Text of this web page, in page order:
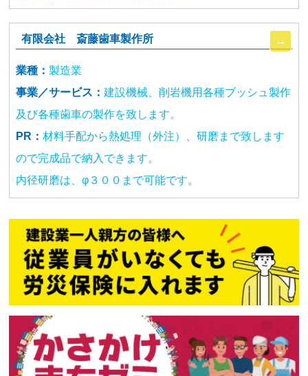
有限会社 斎藤歯車製作所
業種： 製造業
事業／サービス： 建設機械、削岩機用各種ブッシュ製作
及び各種歯車の製作を致します。
PR： 材料手配から熱処理（外注）、研磨まで致します
ので完成品で納入できます。
内径研磨は、φ３００まで可能です。